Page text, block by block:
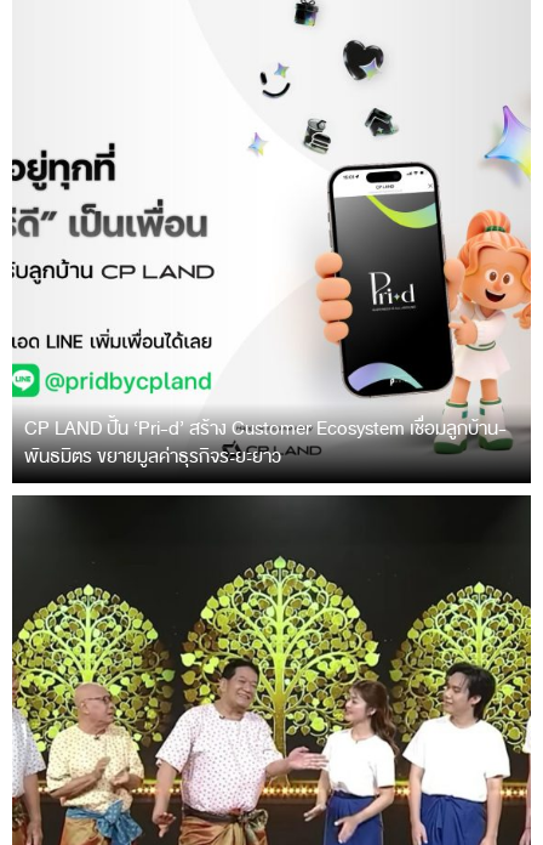
CP LAND ปั้น ‘Pri-d’ สร้าง Customer Ecosystem เชื่อมลูกบ้าน-
พันธมิตร ขยายมูลค่าธุรกิจระยะยาว